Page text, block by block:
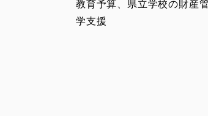
教育予算、県立学校の財産
学支援